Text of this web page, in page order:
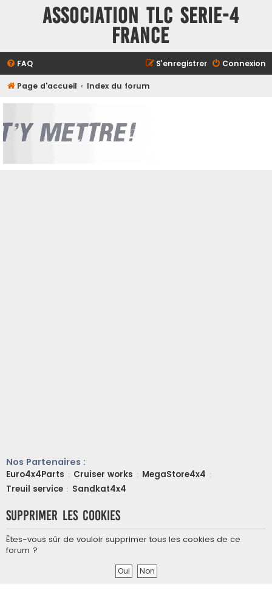
ASSOCIATION TLC SERIE-4
FRANCE
FAQ Connexion
S’enregistrer
Page d'accueil Index du forum
Nos Partenaires :
Euro4x4Parts : Cruiser works : MegaStore4x4 :
Treuil service : Sandkat4x4
Supprimer les cookies
Êtes-vous sûr de vouloir supprimer tous les cookies de ce
forum ?